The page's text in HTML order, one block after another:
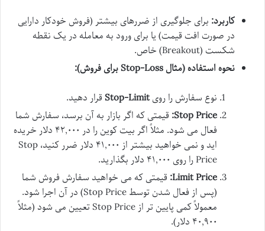
کاربرد: برای جلوگیری از ضررهای بیشتر (فروش خودکار دارایی
در صورت افت قیمت) یا برای ورود به معامله در یک نقطه
شکست (Breakout) خاص.
نحوه استفاده (مثال Stop-Loss برای فروش):
نوع سفارش را رویStop-Limit قرار دهید.
Stop Price: قیمتی که اگر بازار به آن برسد، سفارش شما
فعال می شود. مثلاً اگر بیت کوین را در ۴۲,۰۰۰ دلار خریده
اید و نمی خواهید بیشتر از ۴۱,۰۰۰ دلار ضرر کنید، Stop
Price را روی ۴۱,۰۰۰ دلار بگذارید.
Limit Price: قیمتی که می خواهید سفارش فروش شما
(پس از فعال شدن توسط Stop Price) در آن اجرا شود.
معمولاً کمی پایین تر از Stop Price تعیین می شود (مثلاً
۴۰,۹۰۰ دلار).